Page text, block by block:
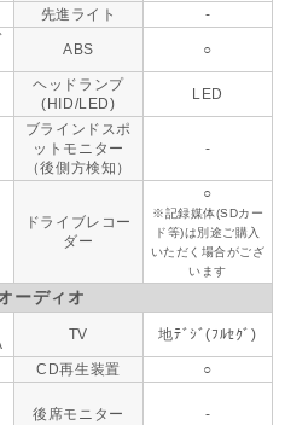
先進ライト -
ABS ○
ヘッドランプ
(HID/LED)
LED
ブラインドスポ
ットモニター
（後側方検知）
-
ドライブレコー
ダー
○
※記録媒体(SDカー
ド等)は別途ご購入
いただく場合がござ
います
ーディオ
TV 地ﾃﾞｼﾞ(ﾌﾙｾｸﾞ)
CD再生装置
○
後席モニター -